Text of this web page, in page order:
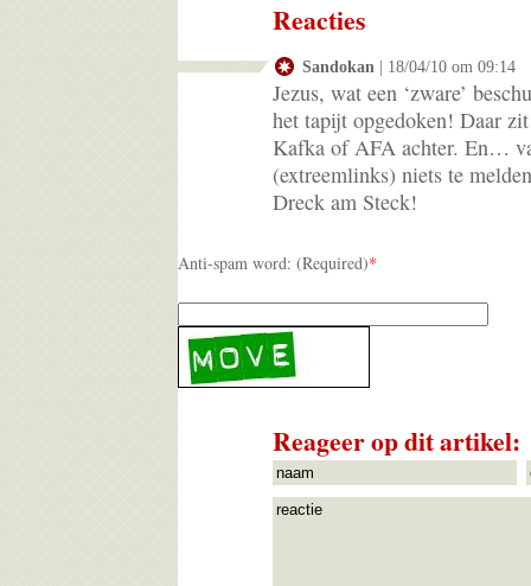
Reacties
Sandokan | 18/04/10 om 09:14
Jezus, wat een ‘zware’
het tapijt opgedoken! Daar
Kafka of AFA achter. En…
(extreemlinks) niets te
Dreck am Steck!
Anti-spam word: (Required)*
Reageer op dit artikel: